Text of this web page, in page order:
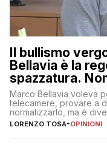
Il bullismo
Bellavia è la
spazzatura.
Marco Bellavia voleva
telecamere, provare a
normalizzarlo, ma è
copione
LORENZO TOSA-OPINIONI